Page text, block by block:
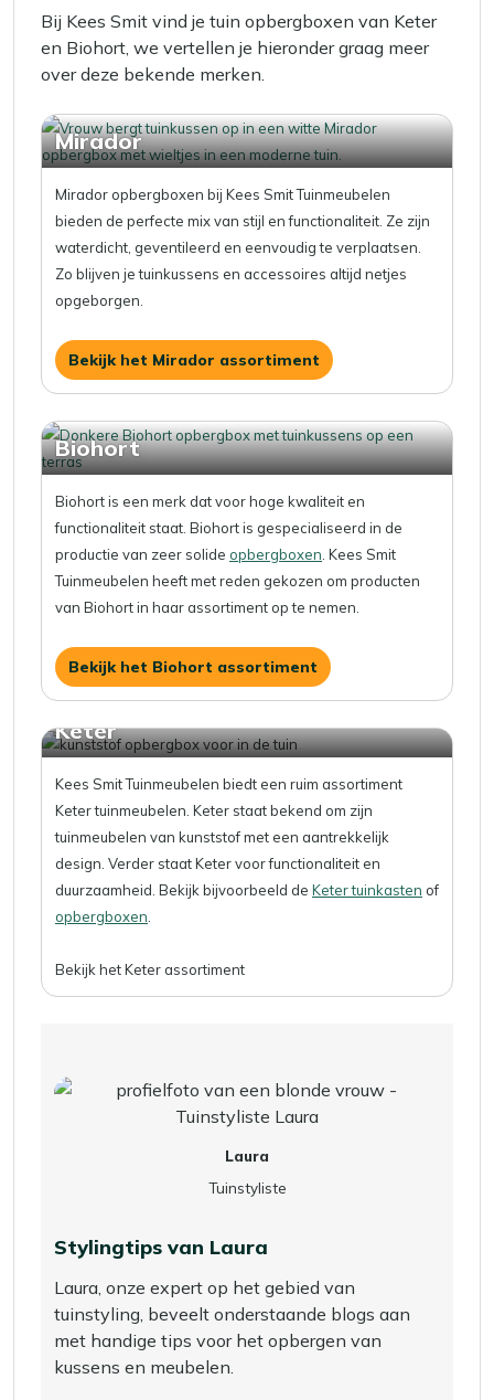
Bij Kees Smit vind je tuin opbergboxen van Keter
en Biohort, we vertellen je hieronder graag meer
over deze bekende merken.
Mirador
Mirador opbergboxen bij Kees Smit Tuinmeubelen
bieden de perfecte mix van stijl en functionaliteit. Ze zijn
waterdicht, geventileerd en eenvoudig te verplaatsen.
Zo blijven je tuinkussens en accessoires altijd netjes
opgeborgen.
Bekijk het Mirador assortiment
Biohort
Biohort is een merk dat voor hoge kwaliteit en
functionaliteit staat. Biohort is gespecialiseerd in de
productie van zeer solide opbergboxen. Kees Smit
Tuinmeubelen heeft met reden gekozen om producten
van Biohort in haar assortiment op te nemen.
Bekijk het Biohort assortiment
Keter
Kees Smit Tuinmeubelen biedt een ruim assortiment
Keter tuinmeubelen. Keter staat bekend om zijn
tuinmeubelen van kunststof met een aantrekkelijk
design. Verder staat Keter voor functionaliteit en
duurzaamheid. Bekijk bijvoorbeeld de Keter tuinkasten of
opbergboxen
Bekijk het Keter assortiment
Laura
Tuinstyliste
Stylingtips van Laura
Laura, onze expert op het gebied van
tuinstyling, beveelt onderstaande blogs aan
met handige tips voor het opbergen van
kussens en meubelen.